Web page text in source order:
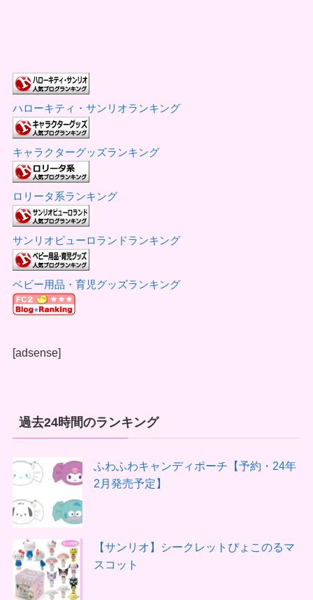
ハローキティ・サンリオランキング
キャラクターグッズランキング
ロリータ系ランキング
サンリオピューロランドランキング
ベビー用品・育児グッズランキング
[adsense]
過去24時間のランキング
ふわふわキャンディポーチ【予約・24年
2月発売予定】
【サンリオ】シークレットぴょこのるマ
スコット